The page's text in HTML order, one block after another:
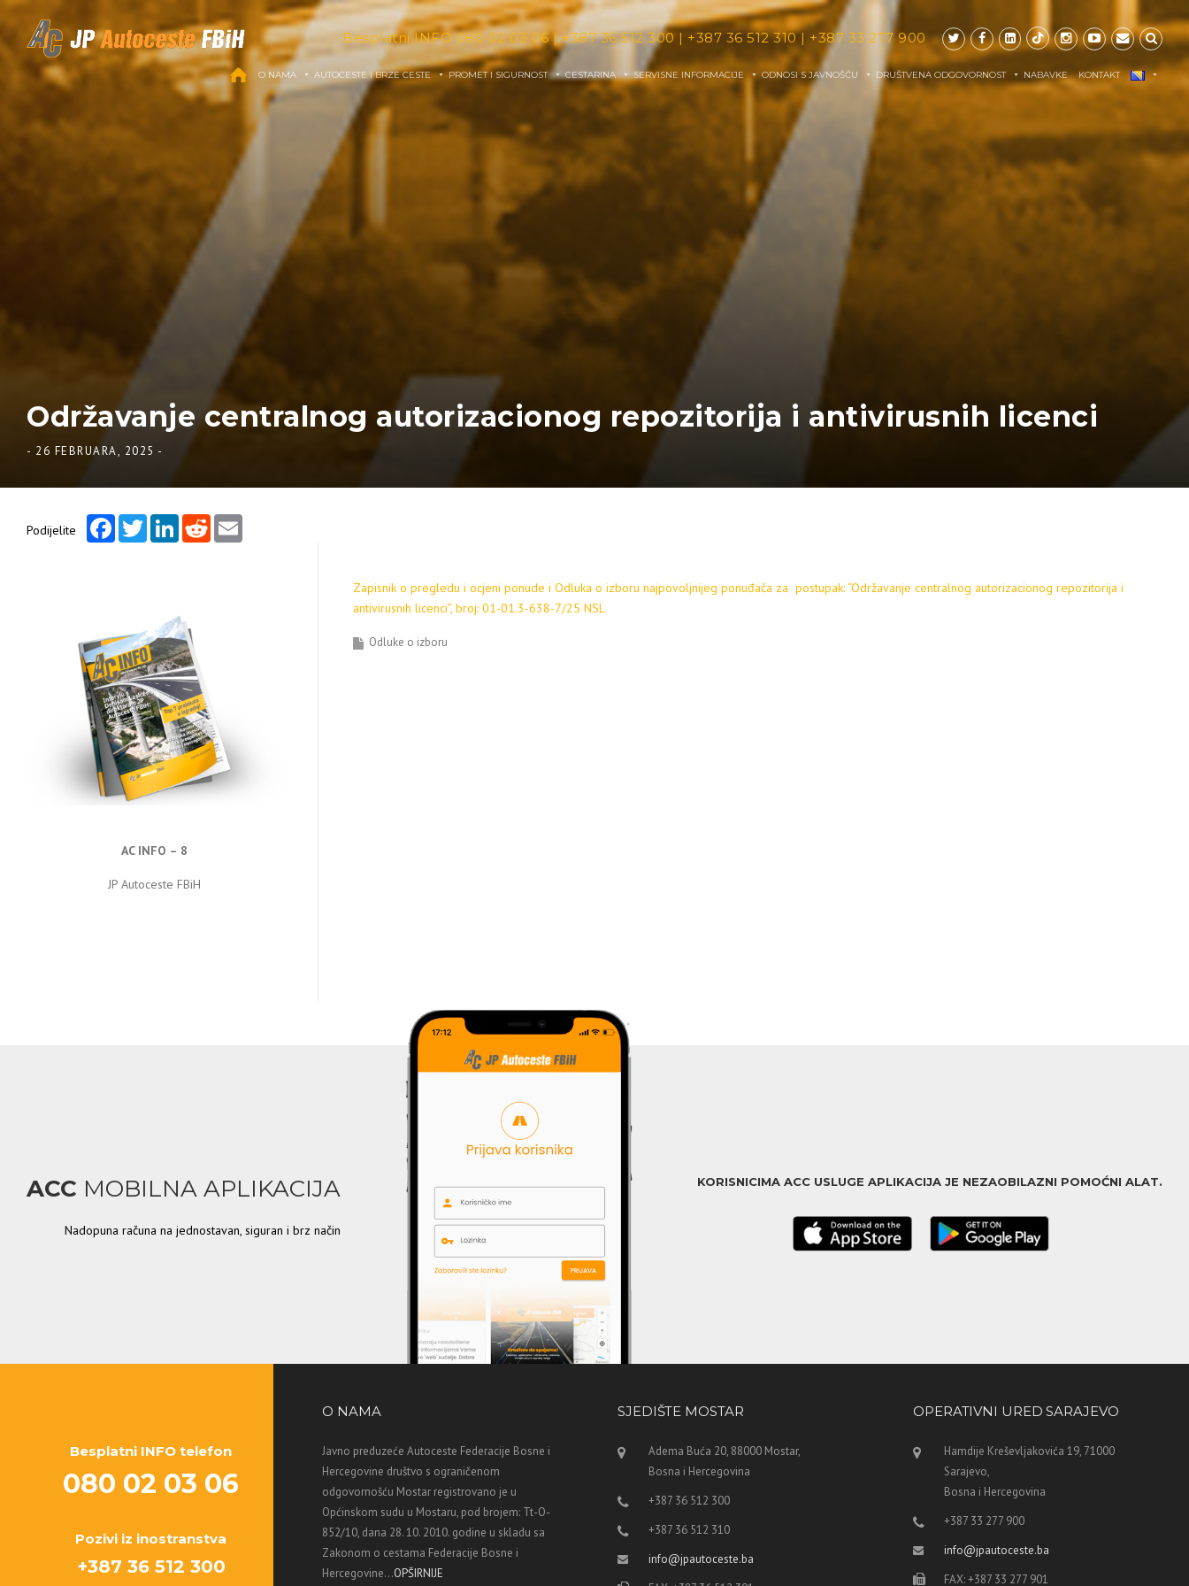
Skip to content
Besplatni INFO080 02 03 06|+387 36 512 300 | +387 36 512 310| +387 33 277 900
O NAMA AUTOCESTE I BRZE CESTE PROMET I SIGURNOST CESTARINA SERVISNE INFORMACIJE ODNOSI S JAVNOŠĆU DRUŠTVENA ODGOVORNOST NABAVKE KONTAKT
Održavanje centralnog autorizacionog repozitorija i antivirusnih licenci
- 26 FEBRUARA, 2025 -
Podijelite
FacebookTwitterLinkedInReddit
Zapisnik o pregledu i ocjeni ponude i Odluka o izboru najpovoljnijeg ponuđača za postupak: “Održavanje centralnog autorizacionog repozitorija i
antivirusnih licenci”, broj: 01-01.3-638-7/25 NSL
Odluke o izboru
AC INFO – 8
JP Autoceste FBiH
ACC MOBILNA APLIKACIJA
Nadopuna računa na jednostavan, siguran i brz način
KORISNICIMA ACC USLUGE APLIKACIJA JE NEZAOBILAZNI POMOĆNI ALAT.
Besplatni INFO telefon
080 02 03 06
Pozivi iz inostranstva
+387 36 512 300
O NAMA
Javno preduzeće Autoceste Federacije Bosne i
Hercegovine društvo s ograničenom
odgovornošću Mostar registrovano je u
Općinskom sudu u Mostaru, pod brojem: Tt-O-
852/10, dana 28. 10. 2010. godine u skladu sa
Zakonom o cestama Federacije Bosne i
Hercegovine...OPŠIRNIJE
SJEDIŠTE MOSTAR
Adema Buća 20, 88000 Mostar,
Bosna i Hercegovina
+387 36 512 300
+387 36 512 310
info@jpautoceste.ba
OPERATIVNI URED SARAJEVO
Hamdije Kreševljakovića 19, 71000
Sarajevo,
Bosna i Hercegovina
+387 33 277 900
info@jpautoceste.ba
FAX: +387 33 277 901